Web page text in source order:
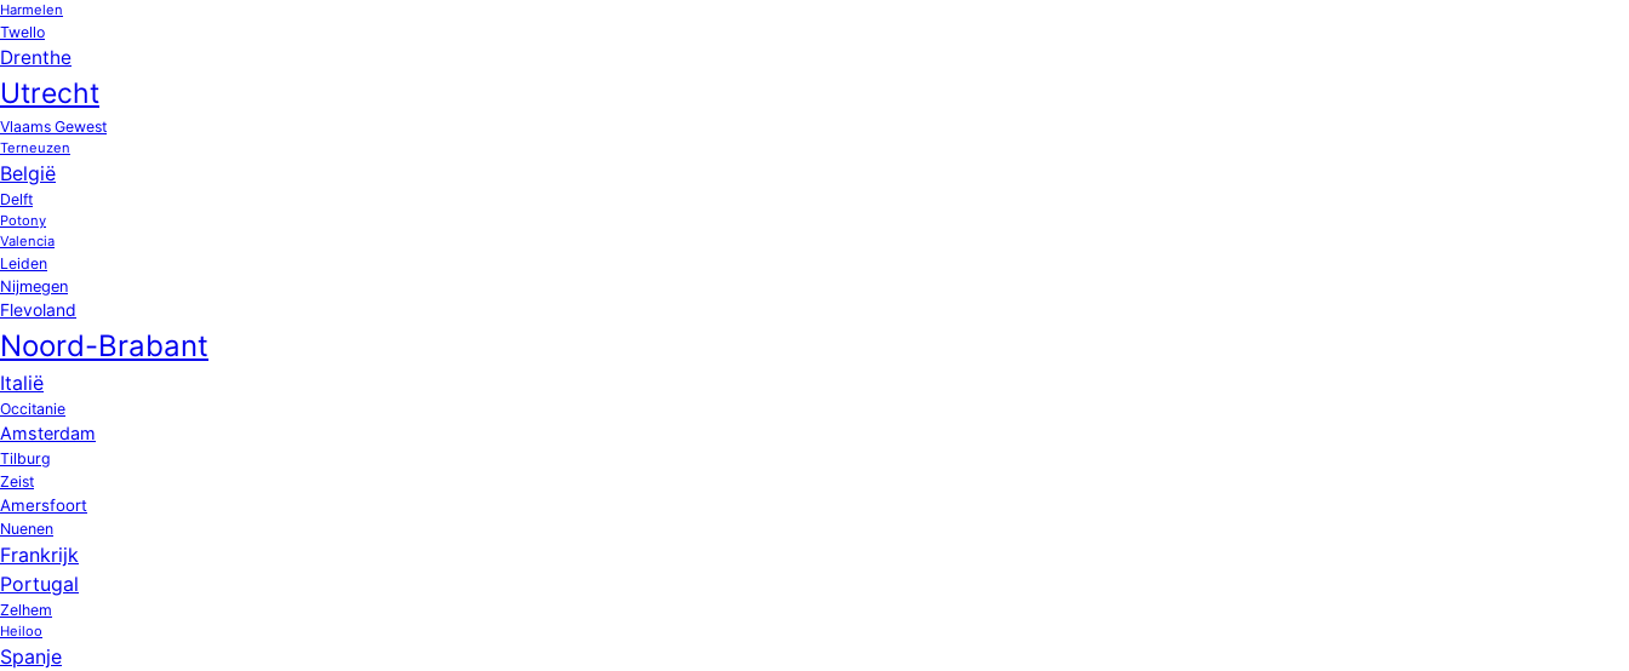
Harmelen
Twello
Drenthe
Utrecht
Vlaams Gewest
Terneuzen
België
Delft
Potony
Valencia
Leiden
Nijmegen
Flevoland
Noord-Brabant
Italië
Occitanie
Amsterdam
Tilburg
Zeist
Amersfoort
Nuenen
Frankrijk
Portugal
Zelhem
Heiloo
Spanje